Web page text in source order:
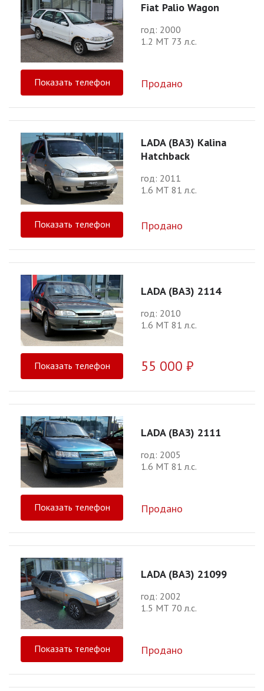
Fiat Palio Wagon
год: 2000
1.2 МТ 73 л.с.
Показать телефон Продано
LADA (ВАЗ) Kalina
Hatchback
год: 2011
1.6 МТ 81 л.с.
Показать телефон Продано
LADA (ВАЗ) 2114
год: 2010
1.6 МТ 81 л.с.
Показать телефон 55 000 ₽
LADA (ВАЗ) 2111
год: 2005
1.6 МТ 81 л.с.
Показать телефон Продано
LADA (ВАЗ) 21099
год: 2002
1.5 МТ 70 л.с.
Показать телефон Продано